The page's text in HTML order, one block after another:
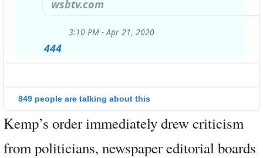
/
wsbtv.com
444
3:10 PM - Apr 21, 2020
849 people are talking about this
Kemp’s order immediately drew criticism
from politicians, newspaper editorial boards